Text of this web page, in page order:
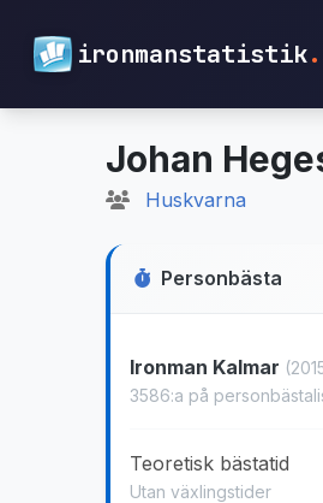
ironmanstatistik
Johan
Huskvarna
Personbästa
Ironman Kalmar
3586:a på
Teoretisk bästatid
Utan växlingstider